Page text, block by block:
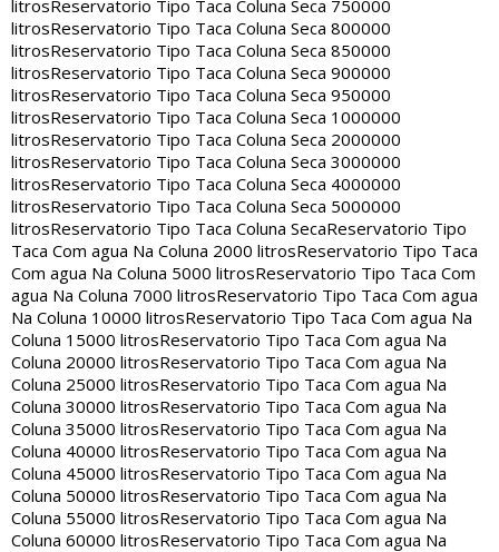
litrosReservatorio Tipo Taca Coluna Seca 750000
litrosReservatorio Tipo Taca Coluna Seca 800000
litrosReservatorio Tipo Taca Coluna Seca 850000
litrosReservatorio Tipo Taca Coluna Seca 900000
litrosReservatorio Tipo Taca Coluna Seca 950000
litrosReservatorio Tipo Taca Coluna Seca 1000000
litrosReservatorio Tipo Taca Coluna Seca 2000000
litrosReservatorio Tipo Taca Coluna Seca 3000000
litrosReservatorio Tipo Taca Coluna Seca 4000000
litrosReservatorio Tipo Taca Coluna Seca 5000000
litrosReservatorio Tipo Taca Coluna SecaReservatorio Tipo
Taca Com agua Na Coluna 2000 litrosReservatorio Tipo Taca
Com agua Na Coluna 5000 litrosReservatorio Tipo Taca Com
agua Na Coluna 7000 litrosReservatorio Tipo Taca Com agua
Na Coluna 10000 litrosReservatorio Tipo Taca Com agua Na
Coluna 15000 litrosReservatorio Tipo Taca Com agua Na
Coluna 20000 litrosReservatorio Tipo Taca Com agua Na
Coluna 25000 litrosReservatorio Tipo Taca Com agua Na
Coluna 30000 litrosReservatorio Tipo Taca Com agua Na
Coluna 35000 litrosReservatorio Tipo Taca Com agua Na
Coluna 40000 litrosReservatorio Tipo Taca Com agua Na
Coluna 45000 litrosReservatorio Tipo Taca Com agua Na
Coluna 50000 litrosReservatorio Tipo Taca Com agua Na
Coluna 55000 litrosReservatorio Tipo Taca Com agua Na
Coluna 60000 litrosReservatorio Tipo Taca Com agua Na